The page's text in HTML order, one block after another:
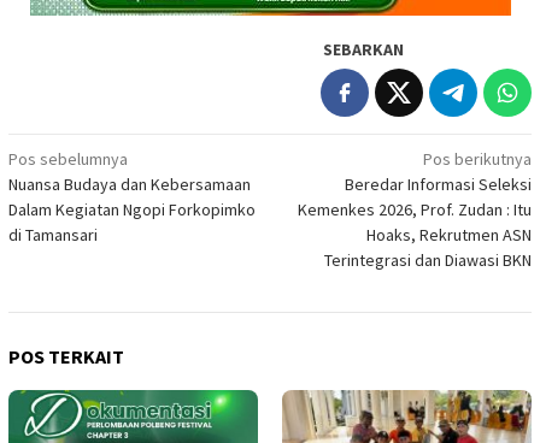
SEBARKAN
Navigasi
pos
Pos sebelumnya
Nuansa Budaya dan Kebersamaan
Dalam Kegiatan Ngopi Forkopimko
di Tamansari
Pos berikutnya
Beredar Informasi Seleksi
Kemenkes 2026, Prof. Zudan : Itu
Hoaks, Rekrutmen ASN
Terintegrasi dan Diawasi BKN
POS TERKAIT